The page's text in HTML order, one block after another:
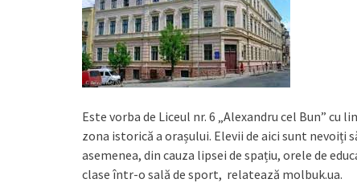
Este vorba de Liceul nr. 6 „Alexandru cel Bun” cu
zona istorică a orașului. Elevii de aici sunt nevoiți
asemenea, din cauza lipsei de spațiu, orele de
clase într-o sală de sport, relatează molbuk.ua.